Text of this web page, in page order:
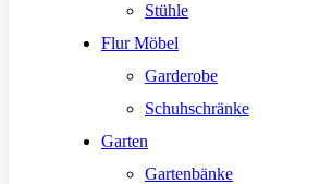
Stühle
Flur Möbel
Garderobe
Schuhschränke
Garten
Gartenbänke